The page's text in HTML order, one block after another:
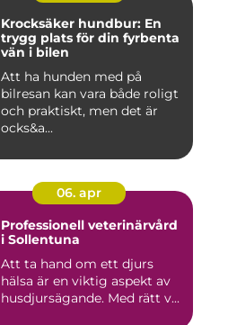
Krocksäker hundbur: En
trygg plats för din fyrbenta
vän i bilen
Att ha hunden med på
bilresan kan vara både roligt
och praktiskt, men det är
ocks&a...
06. apr
Professionell veterinärvård
i Sollentuna
Att ta hand om ett djurs
hälsa är en viktig aspekt av
husdjursägande. Med rätt v...